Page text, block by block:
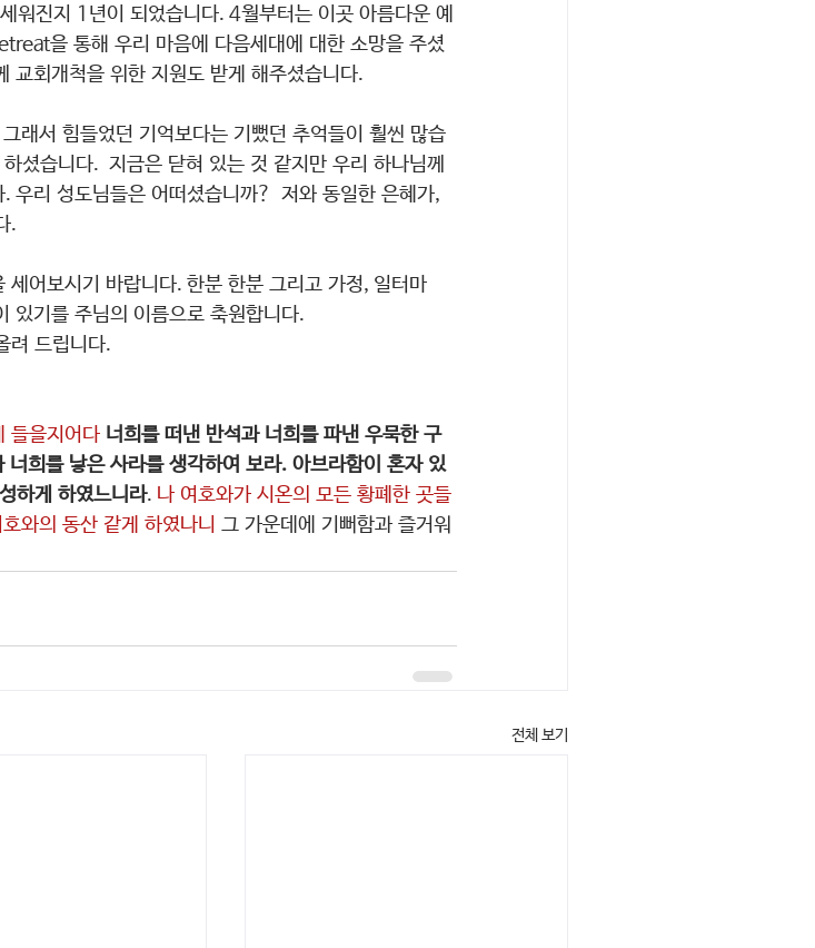
워진지 1년이 되었습니다. 4월부터는 이곳 아름다운 예
을 통해 우리 마음에 다음세대에 대한 소망을 주셨
교회개척을 위한 지원도 받게 해주셨습니다.
래서 힘들었던 기억보다는 기뻤던 추억들이 훨씬 많습
셨습니다.  지금은 닫혀 있는 것 같지만 우리 하나님께
우리 성도님들은 어떠셨습니까?  저와 동일한 은혜가,
.
어보시기 바랍니다. 한분 한분 그리고 가정, 일터마
있기를 주님의 이름으로 축원합니다.
려 드립니다.
들을지어다 너희를 떠낸 반석과 너희를 파낸 우묵한 구
희를 낳은 사라를 생각하여 보라. 아브라함이 혼자 있
하게 하였느니라. 나 여호와가 시온의 모든 황폐한 곳들
와의 동산 같게 하였나니 그 가운데에 기뻐함과 즐거워
전체 보기